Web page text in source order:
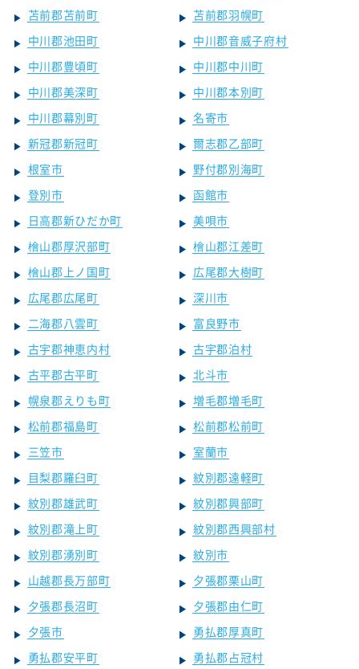
苫前郡苫前町
苫前郡羽幌町
中川郡池田町
中川郡音威子府村
中川郡豊頃町
中川郡中川町
中川郡美深町
中川郡本別町
中川郡幕別町
名寄市
新冠郡新冠町
爾志郡乙部町
根室市
野付郡別海町
登別市
函館市
日高郡新ひだか町
美唄市
檜山郡厚沢部町
檜山郡江差町
檜山郡上ノ国町
広尾郡大樹町
広尾郡広尾町
深川市
二海郡八雲町
富良野市
古宇郡神恵内村
古宇郡泊村
古平郡古平町
北斗市
幌泉郡えりも町
増毛郡増毛町
松前郡福島町
松前郡松前町
三笠市
室蘭市
目梨郡羅臼町
紋別郡遠軽町
紋別郡雄武町
紋別郡興部町
紋別郡滝上町
紋別郡西興部村
紋別郡湧別町
紋別市
山越郡長万部町
夕張郡栗山町
夕張郡長沼町
夕張郡由仁町
夕張市
勇払郡厚真町
勇払郡安平町
勇払郡占冠村